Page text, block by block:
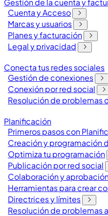
Gestión de la cuenta y
Cuenta y Acceso
Marcas y usuarios
Planes y facturación
Legal y privacidad
Conecta tus redes sociales
Gestión de conexiones
Conexión por red social
Resolución de problemas
Planificación
Primeros pasos con
Creación y programación
Optimiza tu programación
Publicación por red social
Colaboración y
Herramientas para crear
Directrices y límites
Resolución de problemas